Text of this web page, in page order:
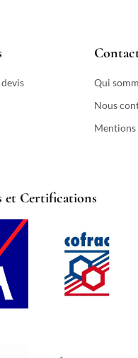
Qui
Nous
Mentions
et Certifications